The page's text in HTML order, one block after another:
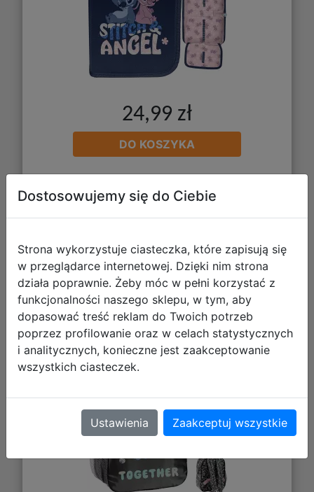
24,99 zł
DO KOSZYKA
Galeria zdjęć
Paso Plecak Przedszkolaka Stitch
Together DS25AA-503
Dostosowujemy się do Ciebie
Strona wykorzystuje ciasteczka, które zapisują się
w przeglądarce internetowej. Dzięki nim strona
działa poprawnie. Żeby móc w pełni korzystać z
funkcjonalności naszego sklepu, w tym, aby
dopasować treść reklam do Twoich potrzeb
poprzez profilowanie oraz w celach statystycznych
i analitycznych, konieczne jest zaakceptowanie
wszystkich ciasteczek.
Ustawienia Zaakceptuj wszystkie